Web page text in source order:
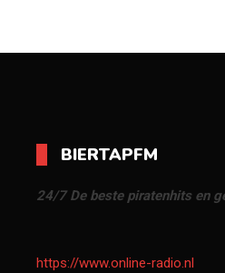
BIERTAPFM
24/7 De beste piratenhits en
https://www.online-radio.nl